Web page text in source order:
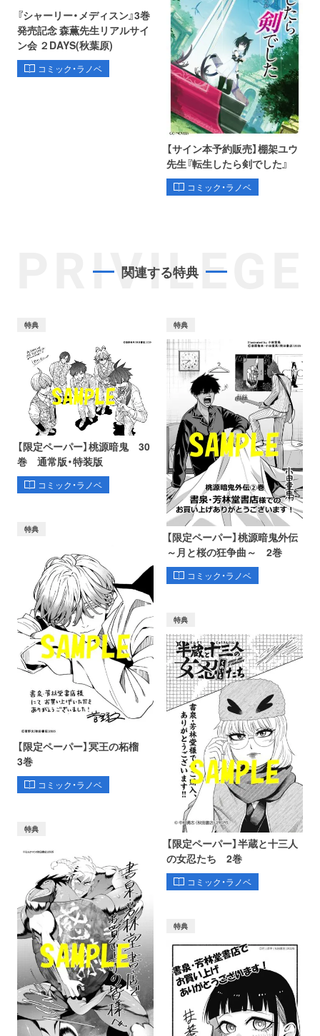
『シャーリー・メディスン』3巻
発売記念 森薫先生リアルサイ
ン会 ２DAYS(秋葉原)
コミック・ラノベ
【サイン本予約販売】棚架ユウ
先生『転生したら剣でした』
コミック・ラノベ
PRIVILEGE
関連する特典
特典
【限定ペーパー】桃源暗鬼 30
巻 通常版・特装版
コミック・ラノベ
特典
【限定ペーパー】桃源暗鬼外伝
～月と桜の狂争曲～ 2巻
コミック・ラノベ
特典
【限定ペーパー】冥王の柘榴
3巻
コミック・ラノベ
特典
【限定ペーパー】半蔵と十三人
の女忍たち 2巻
コミック・ラノベ
特典
特典